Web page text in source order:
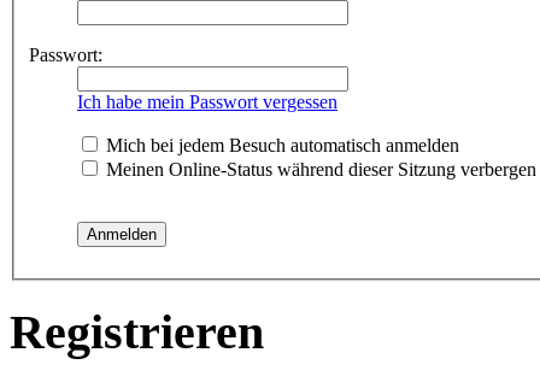
Passwort:
Ich habe mein Passwort vergessen
Mich bei jedem Besuch automatisch anmelden
Meinen Online-Status während dieser Sitzung verbergen
Registrieren